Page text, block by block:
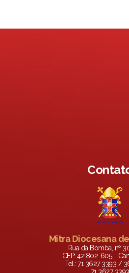
Mitra Diocesana
Rua da Bomba, nº
CEP: 42.802-605 -
Tel.: 71 3627 3393 /